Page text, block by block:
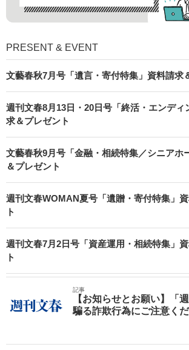
PRESENT & EVENT
文藝春秋7月号「遺言・寄付特集」資料請求
週刊文春8月13日・20日号「終活・エンディ
求＆プレゼント
文藝春秋9月号「金融・相続特集／シニアホ
＆プレゼント
週刊文春WOMAN夏号「遺贈・寄付特集」
ト
週刊文春7月2日号「資産運用・相続特集」
ト
記事
【お知らせとお願い】「
騙る詐欺行為にご注意く